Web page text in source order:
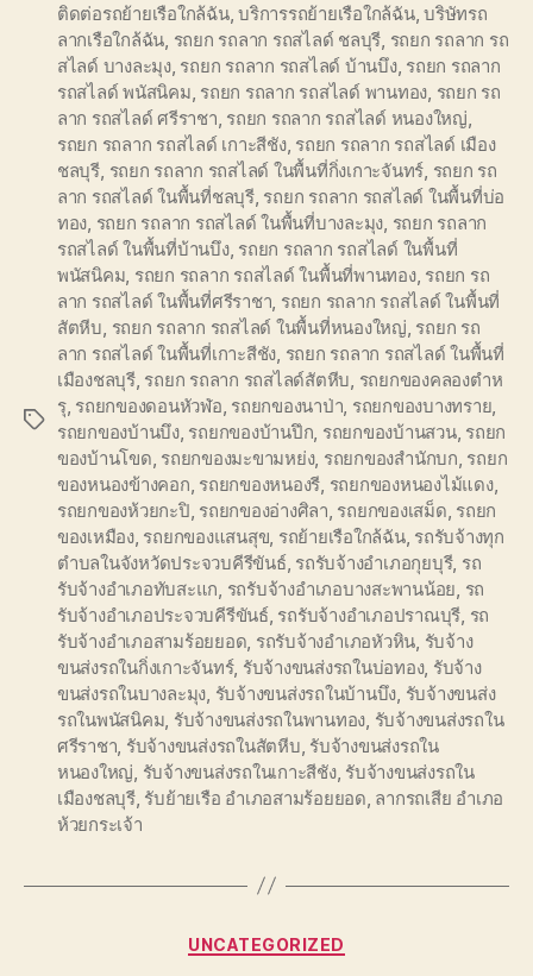
Tags
ติดต่อรถย้ายเรือใกล้ฉัน,บริการรถย้ายเรือใกล้ฉัน,บริษัทรถ
ลากเรือใกล้ฉัน, รถยก รถลาก รถสไลด์ ชลบุรี, รถยก รถลาก รถ
สไลด์ บางละมุง, รถยก รถลาก รถสไลด์ บ้านบึง, รถยก รถลาก
รถสไลด์ พนัสนิคม, รถยก รถลาก รถสไลด์ พานทอง, รถยก รถ
ลาก รถสไลด์ ศรีราชา, รถยก รถลาก รถสไลด์ หนองใหญ่,
รถยก รถลาก รถสไลด์ เกาะสีชัง, รถยก รถลาก รถสไลด์ เมือง
ชลบุรี, รถยก รถลาก รถสไลด์ ในพื้นที่กิ่งเกาะจันทร์, รถยก รถ
ลาก รถสไลด์ ในพื้นที่ชลบุรี, รถยก รถลาก รถสไลด์ ในพื้นที่บ่อ
ทอง, รถยก รถลาก รถสไลด์ ในพื้นที่บางละมุง, รถยก รถลาก
รถสไลด์ ในพื้นที่บ้านบึง, รถยก รถลาก รถสไลด์ ในพื้นที่
พนัสนิคม, รถยก รถลาก รถสไลด์ ในพื้นที่พานทอง, รถยก รถ
ลาก รถสไลด์ ในพื้นที่ศรีราชา, รถยก รถลาก รถสไลด์ ในพื้นที่
สัตหีบ, รถยก รถลาก รถสไลด์ ในพื้นที่หนองใหญ่, รถยก รถ
ลาก รถสไลด์ ในพื้นที่เกาะสีชัง, รถยก รถลาก รถสไลด์ ในพื้นที่
เมืองชลบุรี, รถยก รถลาก รถสไลด์สัตหีบ, รถยกของคลองตำห
รุ, รถยกของดอนหัวฬ่อ, รถยกของนาป่า, รถยกของบางทราย,
รถยกของบ้านบึง, รถยกของบ้านปึก, รถยกของบ้านสวน, รถยก
ของบ้านโขด, รถยกของมะขามหย่ง, รถยกของสำนักบก, รถยก
ของหนองข้างคอก, รถยกของหนองรี, รถยกของหนองไม้แดง,
รถยกของห้วยกะปิ, รถยกของอ่างศิลา, รถยกของเสม็ด, รถยก
ของเหมือง, รถยกของแสนสุข, รถย้ายเรือใกล้ฉัน, รถรับจ้างทุก
ตำบลในจังหวัดประจวบคีรีขันธ์, รถรับจ้างอำเภอกุยบุรี, รถ
รับจ้างอำเภอทับสะแก, รถรับจ้างอำเภอบางสะพานน้อย, รถ
รับจ้างอำเภอประจวบคีรีขันธ์, รถรับจ้างอำเภอปราณบุรี, รถ
รับจ้างอำเภอสามร้อยยอด, รถรับจ้างอำเภอหัวหิน, รับจ้าง
ขนส่งรถในกิ่งเกาะจันทร์, รับจ้างขนส่งรถในบ่อทอง, รับจ้าง
ขนส่งรถในบางละมุง, รับจ้างขนส่งรถในบ้านบึง, รับจ้างขนส่ง
รถในพนัสนิคม, รับจ้างขนส่งรถในพานทอง, รับจ้างขนส่งรถใน
ศรีราชา, รับจ้างขนส่งรถในสัตหีบ, รับจ้างขนส่งรถใน
หนองใหญ่, รับจ้างขนส่งรถในเกาะสีชัง, รับจ้างขนส่งรถใน
เมืองชลบุรี, รับย้ายเรือ อำเภอสามร้อยยอด, ลากรถเสีย อำเภอ
ห้วยกระเจ้า
Categories
UNCATEGORIZED